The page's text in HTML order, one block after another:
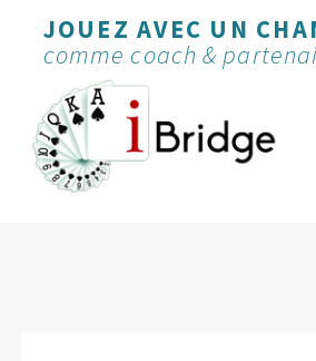
JOUEZ AVEC UN
comme coach &